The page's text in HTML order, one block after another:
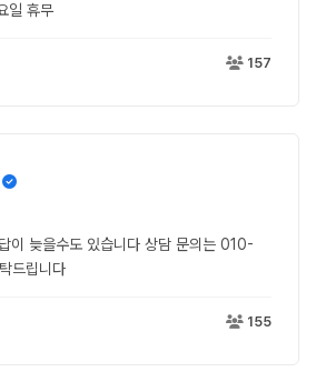
휴무
157
늦을수도 있습니다 상담 문의는 010-
드립니다
155